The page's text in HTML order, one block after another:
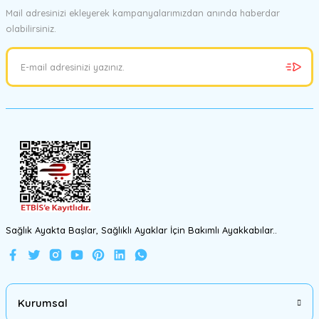
Ürün resmi kalitesiz, bozuk veya görüntülenemiyor.
Ürün bilgilerinde hatalar bulunuyor.
Mail adresinizi ekleyerek kampanyalarımızdan anında haberdar
olabilirsiniz.
Sağlık Ayakta Başlar, Sağlıklı Ayaklar İçin Bakımlı Ayakkabılar..
Kurumsal